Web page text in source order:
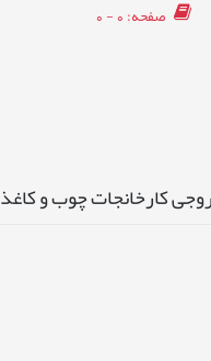
صفحه: 0 - 0
کارخانجات چوب و کاغذ